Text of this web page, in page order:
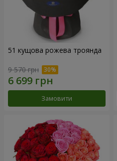
51 кущова рожева троянда
9 570 грн
Замовити